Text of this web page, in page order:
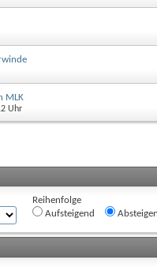
MLK
Uhr
Reihenfolge
Aufsteigend